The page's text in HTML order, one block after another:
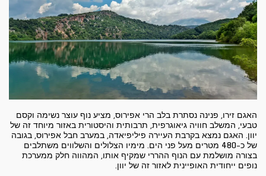
האגם זירו, פנינה נסתרת בלב הרי אפירוס, מציע נוף עוצר נשימה וקסם
טבעי, המשלב חוויה גיאוגרפית, תרבותית והיסטורית באזור מיוחד זה של
יוון. האגם נמצא בקרבת העיירה פיליפיאדה, במערב חבל אפירוס, בגובה
של כ-480 מטרים מעל פני הים. מימיו הצלולים והשלווים משתלבים
בצורה מושלמת עם הנוף ההררי שמקיף אותו, המהווה חלק ממערכת
נופים ייחודית האופיינית לאזור זה של יוון.